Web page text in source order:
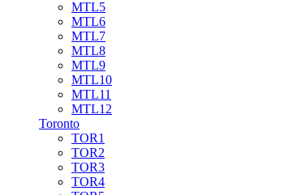
MTL5
MTL6
MTL7
MTL8
MTL9
MTL10
MTL11
MTL12
Toronto
TOR1
TOR2
TOR3
TOR4